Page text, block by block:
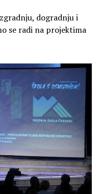
dogradnju i
se radi na projektima